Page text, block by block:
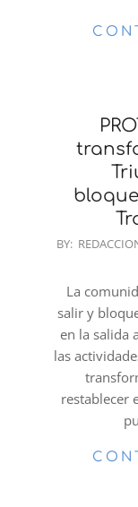
2024-
26
BY:
La
salir y
en la salida
las
restablecer